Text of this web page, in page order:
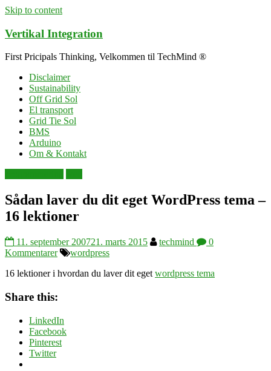
Skip to content
Vertikal Integration
First Pricipals Thinking, Velkommen til TechMind ®
Disclaimer
Sustainability
Off Grid Sol
El transport
Grid Tie Sol
BMS
Arduino
Om & Kontakt
Sådan laver du dit eget WordPress tema –
16 lektioner
11. september 200721. marts 2015 techmind
0
Kommentarer
wordpress
16 lektioner i hvordan du laver dit eget wordpress tema
Share this:
LinkedIn
Facebook
Pinterest
Twitter